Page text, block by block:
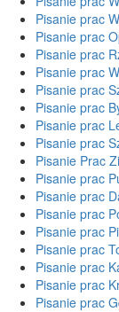
Pisanie prac
Pisanie prac
Pisanie prac
Pisanie prac
Pisanie prac
Pisanie prac
Pisanie prac
Pisanie prac
Pisanie Prac
Pisanie prac
Pisanie prac
Pisanie prac
Pisanie prac
Pisanie prac
Pisanie prac
Pisanie prac
Pisanie prac